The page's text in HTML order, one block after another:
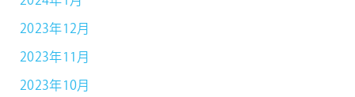
2023年12月
2023年11月
2023年10月